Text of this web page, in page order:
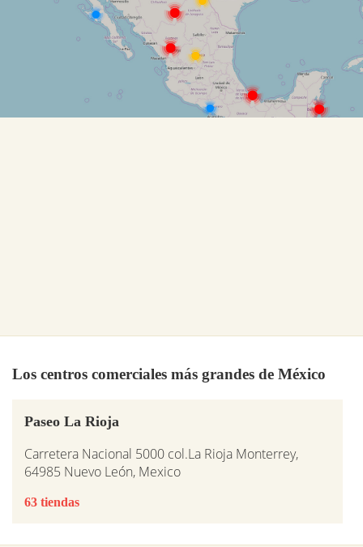
Los centros comerciales más grandes de México
Paseo La Rioja
Carretera Nacional 5000 col.La Rioja Monterrey,
64985 Nuevo León, Mexico
63 tiendas